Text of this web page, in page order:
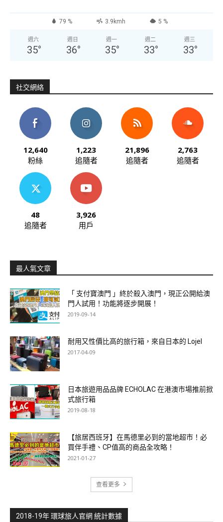
79 % 3.9kmh 5 %
週六
35°
週日
36°
週一
35°
週二
33°
週三
33°
社交網絡
12,640
粉絲
1,223
追隨者
21,896
追隨者
2,763
追隨者
48
追隨者
3,926
用戶
最人氣文章
「 支付寶澳門 」終於殺入澳門，現正公開給澳
門人試用！功能將逐步開展！
2019-09-14
耐用又性價比高的旅行箱，來自日本的 Lojel
2017-04-09
日本旅遊用品品牌 ECHOLAC 在港澳市場推前掀
式旅行箱
2019-08-18
【旅居西班牙】在馬德里必到的當地超市！必
買伴手禮、CP值高的商品全攻略！
2021-01-27
查看更多
2018-19年 環球旅人官網 統計數據